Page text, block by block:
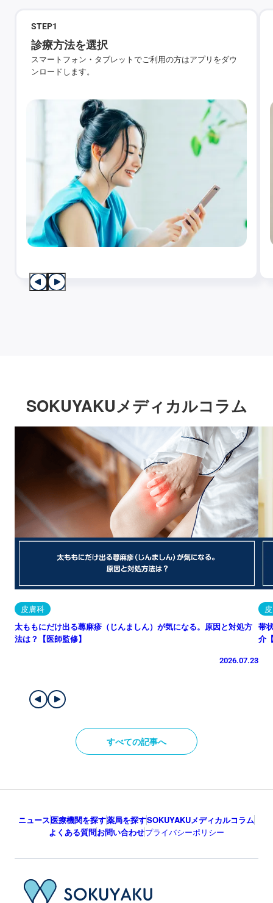
STEP1
診療方法を選択
スマートフォン・タブレットでご利用の方はアプリをダウ
ンロードします。
SOKUYAKUメディカルコラム
皮膚科
太ももにだけ出る蕁麻疹（じんましん）が気になる。原因と対処方
法は？【医師監修】
2026.07.23
帯
介
すべての記事へ
ニュース医療機関を探す薬局を探すSOKUYAKUメディカルコラム
よくある質問お問い合わせプライバシーポリシー